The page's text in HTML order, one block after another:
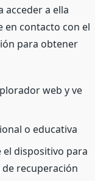
acceder a ella
en contacto con el
para obtener
web y ve
o educativa
el dispositivo para
recuperación